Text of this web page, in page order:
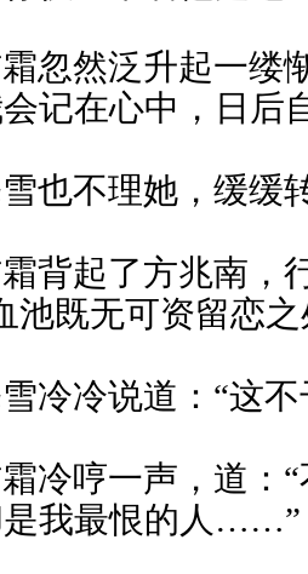
忽然泛升起一缕
记在心中，日后
也不理她，缓缓
背起了方兆南，
池既无可资留恋
冷冷说道：“这不
冷哼一声，道：
是我最恨的人……”